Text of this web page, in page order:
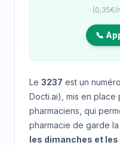
(0,35€/
📞
Le 3237 est un
Docti.ai), mis en place
pharmaciens, qui
pharmacie de garde
les dimanches et